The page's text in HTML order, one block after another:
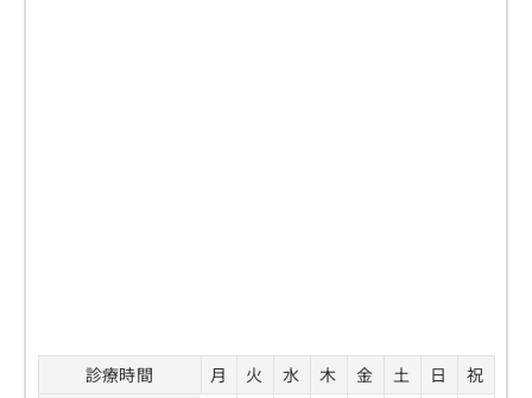
診療時間 月 火 水 木 金 土 日
祝